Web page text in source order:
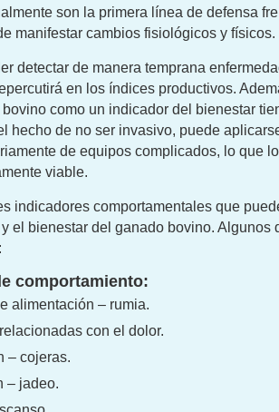
son la primera línea de defensa
manifestar cambios fisiológicos y físicos.
detectar de manera temprana
en los índices productivos.
como un indicador del bienestar
hecho de no ser invasivo, puede
de equipos complicados, lo que lo
viable.
indicadores comportamentales que
el bienestar del ganado bovino. Algunos
comportamiento:
alimentación – rumia.
con el dolor.
– cojeras.
– jadeo.